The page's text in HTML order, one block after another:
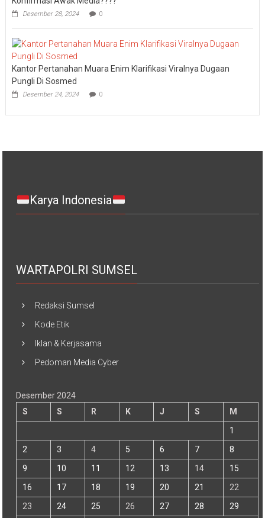
Desember 28, 2024 0
Kantor Pertanahan Muara Enim Klarifikasi Viralnya Dugaan
Pungli Di Sosmed
Desember 24, 2024 0
Karya Indonesia
WARTAPOLRI SUMSEL
Redaksi Sumsel
Kode Etik
Iklan & Kerjasama
Pedoman Media Cyber
Desember 2024
S
S R K J S
M
1
2
3 4 5 6 7
8
9
10 11 12 13 14
15
16
17 18 19 20 21
22
23
24 25 26 27 28 29